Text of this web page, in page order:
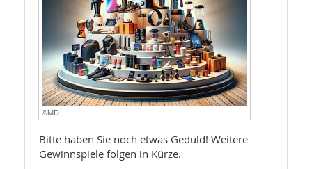
©MD
Bitte haben Sie noch etwas Geduld! Weitere
Gewinnspiele folgen in Kürze.